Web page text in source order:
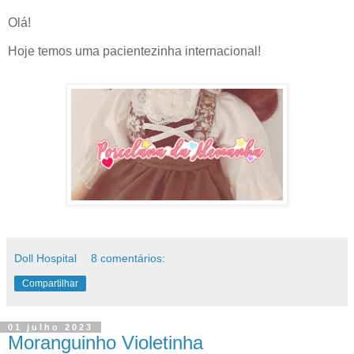
Olá!
Hoje temos uma pacientezinha internacional!
Doll Hospital 8 comentários:
Compartilhar
01 julho 2023
Moranguinho Violetinha